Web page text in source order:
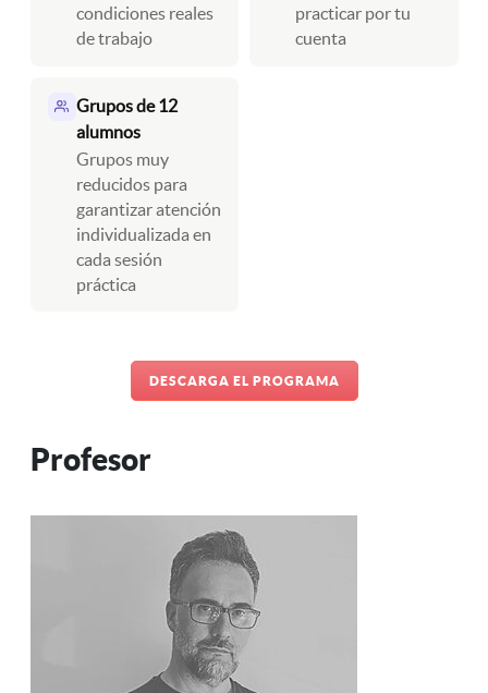
condiciones reales
de trabajo
practicar por tu
cuenta
Grupos de 12
alumnos
Grupos muy
reducidos para
garantizar atención
individualizada en
cada sesión
práctica
DESCARGA EL PROGRAMA
Profesor